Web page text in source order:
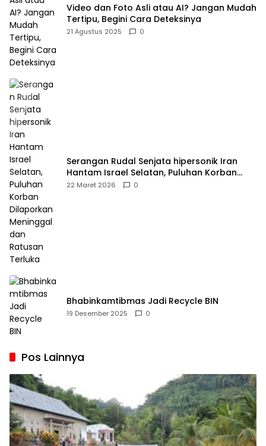
Video dan Foto Asli atau AI? Jangan Mudah
Tertipu, Begini Cara Deteksinya
21 Agustus 2025 0
Serangan Rudal Senjata hipersonik Iran
Hantam Israel Selatan, Puluhan Korban
Dilaporkan Meninggal dan Ratusan Terluka
22 Maret 2026 0
Bhabinkamtibmas Jadi Recycle BIN
19 Desember 2025 0
Pos Lainnya